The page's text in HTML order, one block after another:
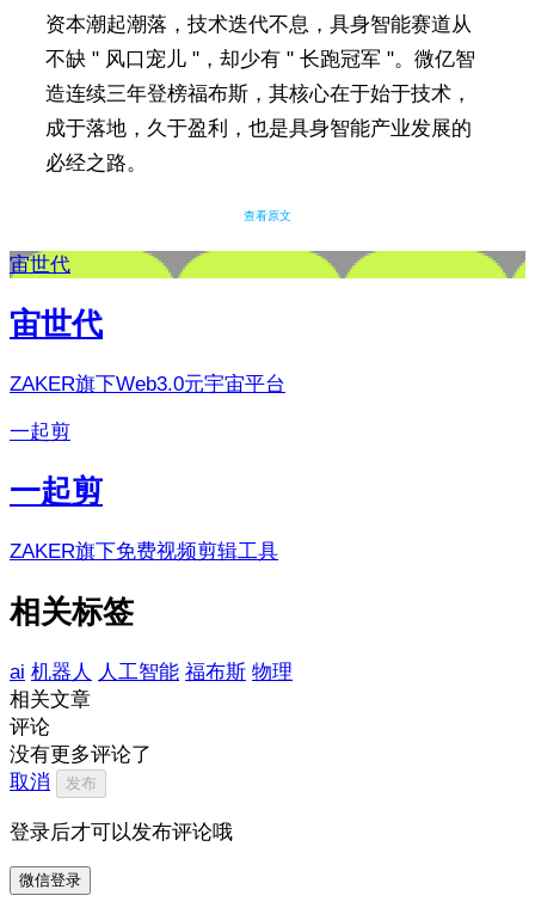
资本潮起潮落，技术迭代不息，具身智能赛道从
不缺 " 风口宠儿 "，却少有 " 长跑冠军 "。微亿智
造连续三年登榜福布斯，其核心在于始于技术，
成于落地，久于盈利，也是具身智能产业发展的
必经之路。
查看原文
宙世代
宙世代
ZAKER旗下Web3.0元宇宙平台
一起剪
一起剪
ZAKER旗下免费视频剪辑工具
相关标签
ai 机器人 人工智能 福布斯 物理
相关文章
评论
没有更多评论了
取消
发布
登录后才可以发布评论哦
微信登录